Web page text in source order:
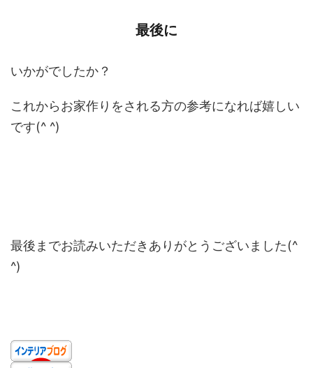
最後に
いかがでしたか？
これからお家作りをされる方の参考になれば嬉しい
です(^ ^)
最後までお読みいただきありがとうございました(^
^)